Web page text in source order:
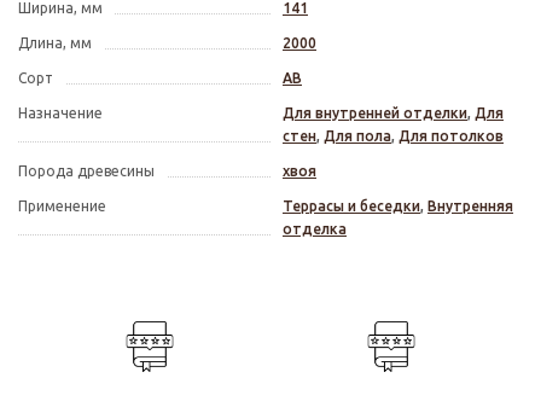
Ширина, мм 141
Длина, мм 2000
Сорт АВ
Назначение Для внутренней отделки, Для
стен, Для пола, Для потолков
Порода древесины хвоя
Применение Террасы и беседки, Внутренняя
отделка